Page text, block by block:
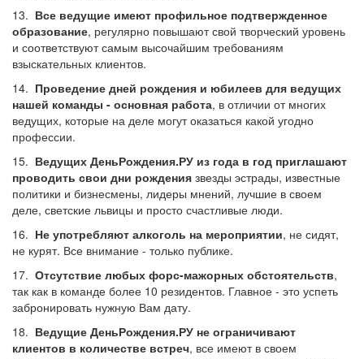
13. Все ведущие имеют профильное подтвержденное
образование, регулярно повышают свой творческий уровень
и соответствуют самым высочайшим требованиям
взыскательных клиентов.
14. Проведение дней рождения и юбилеев для ведущих
нашей команды - основная работа, в отличии от многих
ведущих, которые на деле могут оказаться какой угодно
профессии.
15. Ведущих ДеньРождения.РУ из года в год приглашают
проводить свои дни рождения звезды эстрады, известные
политики и бизнесмены, лидеры мнений, лучшие в своем
деле, светские львицы и просто счастливые люди.
16. Не употребляют алкоголь на мероприятии, не сидят,
не курят. Все внимание - только публике.
17. Отсутствие любых форс-мажорных обстоятельств,
так как в команде более 10 резидентов. Главное - это успеть
забронировать нужную Вам дату.
18. Ведущие ДеньРождения.РУ не ограничивают
клиентов в количестве встреч, все имеют в своем